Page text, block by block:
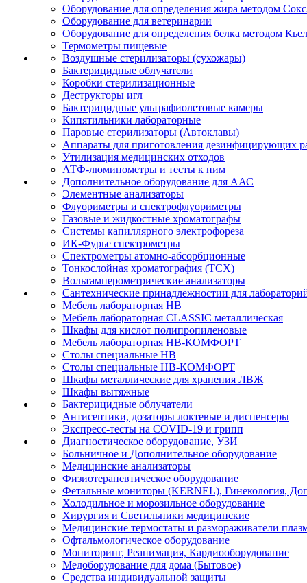
Оборудование для определения жира методом
Оборудование для ветеринарии
Оборудование для определения белка методом
Термометры пищевые
Воздушные стерилизаторы (сухожары)
Бактерицидные облучатели
Коробки стерилизационные
Деструкторы игл
Бактерицидные ультрафиолетовые камеры
Кипятильники лабораторные
Паровые стерилизаторы (Автоклавы)
Аппараты для приготовления дезинфицирующих
Утилизация медицинских отходов
АТФ-люминометры и тесты к ним
Дополнительное оборудование для ААС
Элементные анализаторы
Флуориметры и спектрофлуориметры
Газовые и жидкостные хроматографы
Системы капиллярного электрофореза
ИК-Фурье спектрометры
Спектрометры атомно-абсорбционные
Тонкослойная хроматография (ТСХ)
Вольтамперометрические анализаторы
Сантехнические принадлежностии для
Мебель лабораторная НВ
Мебель лабораторная CLASSIC металлическая
Шкафы для кислот полипропиленовые
Мебель лабораторная НВ-КОМФОРТ
Столы специальные НВ
Столы специальные НВ-КОМФОРТ
Шкафы металлические для хранения ЛВЖ
Шкафы вытяжные
Бактерицидные облучатели
Антисептики, дозаторы локтевые и диспенсеры
Экспресс-тесты на COVID-19 и грипп
Диагностическое оборудование, УЗИ
Больничное и Дополнительное оборудование
Медицинские анализаторы
Физиотерапевтическое оборудование
Фетальные мониторы (KERNEL), Гинекология,
Холодильное и морозильное оборудование
Хирургия и Светильники медицинские
Медицинские термостаты и размораживатели
Офтальмологическое оборудование
Мониторинг, Реанимация, Кардиооборудование
Медоборудование для дома (Бытовое)
Средства индивидуальной защиты